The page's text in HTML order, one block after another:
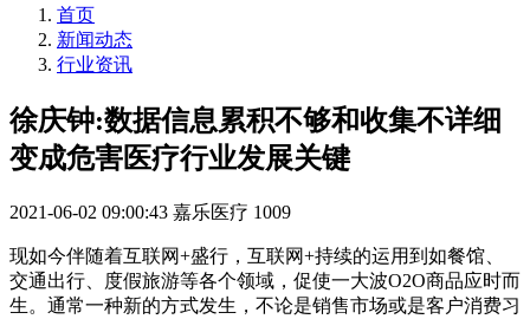
首页
新闻动态
行业资讯
徐庆钟:数据信息累积不够和收集不详细
变成危害医疗行业发展关键
2021-06-02 09:00:43 嘉乐医疗 1009
现如今伴随着互联网+盛行，互联网+持续的运用到如餐馆、
交通出行、度假旅游等各个领域，促使一大波O2O商品应时而
生。通常一种新的方式发生，不论是销售市场或是客户消费习